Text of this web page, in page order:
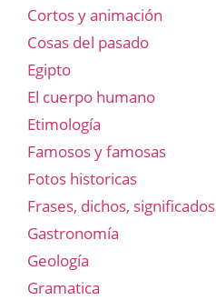
Cortos y animación
Cosas del pasado
Egipto
El cuerpo humano
Etimología
Famosos y famosas
Fotos historicas
Frases, dichos, significados
Gastronomía
Geología
Gramatica